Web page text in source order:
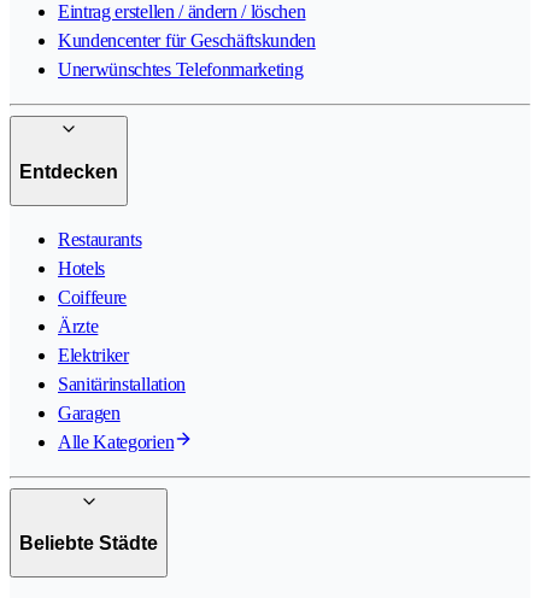
Eintrag erstellen / ändern / löschen
Kundencenter für Geschäftskunden
Unerwünschtes Telefonmarketing
Entdecken
Restaurants
Hotels
Coiffeure
Ärzte
Elektriker
Sanitärinstallation
Garagen
Alle Kategorien
Beliebte Städte